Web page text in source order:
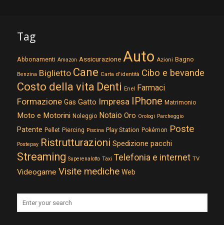
Tag
Abbonamenti Amazon Assicurazione Auto Azioni Bagno
Benzina Biglietto Cane Carta d'identità Cibo e bevande
Costo della vita Denti Enel Farmaci
Formazione Gas Gatto Impresa IPhone Matrimonio
Moto e Motorini Noleggio Notaio Oro Orologi Parcheggio
Patente Pellet Piercing Piscina Play Station Pokémon Poste
Postepay Ristrutturazioni Spedizione pacchi
Streaming Superenalotto Taxi Telefonia e internet TV
Videogame Visite mediche Web